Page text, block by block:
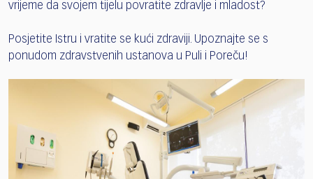
vrijeme da svojem tijelu povratite zdravlje i mladost?
Posjetite Istru i vratite se kući zdraviji. Upoznajte se s
ponudom zdravstvenih ustanova u Puli i Poreču!